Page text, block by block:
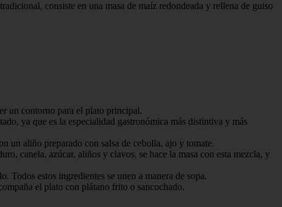
consiste en una masa de maíz redondeada y rellena de guiso
un contorno para el plato principal.
ya que es la especialidad gastronómica más distintiva y más
un aliño preparado con salsa de cebolla, ajo y tomate.
canela, azúcar, aliños y clavos, se hace la masa con esta mezcla, y
Todos estos ingredientes se unen a manera de sopa.
el plato con plátano frito o sancochado.